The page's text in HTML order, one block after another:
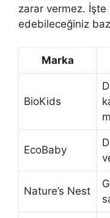
zarar vermez. İşte
edebileceğiniz
Marka
BioKids
EcoBaby
Nature’s Nest